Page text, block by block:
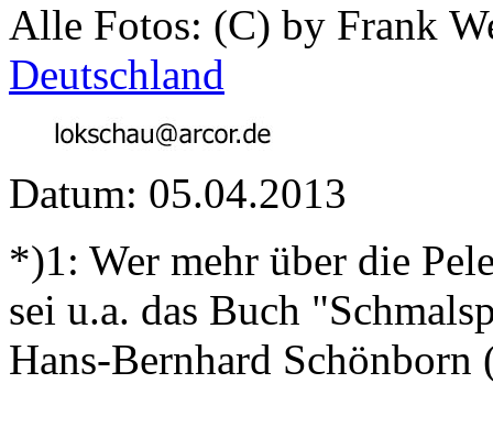
Alle Fotos: (C) by Frank
Deutschland
Datum: 05.04.2013
*)1: Wer mehr über die
sei u.a. das Buch
Hans-Bernhard